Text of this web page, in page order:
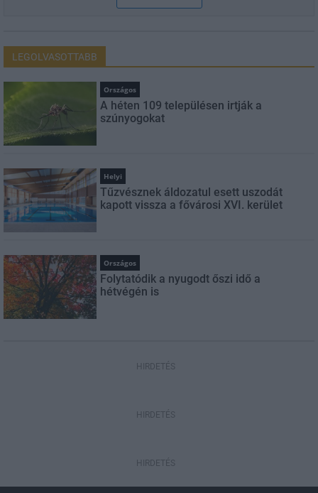
LEGOLVASOTTABB
Országos
A héten 109 településen irtják a
szúnyogokat
Helyi
Tűzvésznek áldozatul esett uszodát
kapott vissza a fővárosi XVI. kerület
Országos
Folytatódik a nyugodt őszi idő a
hétvégén is
HIRDETÉS
HIRDETÉS
HIRDETÉS